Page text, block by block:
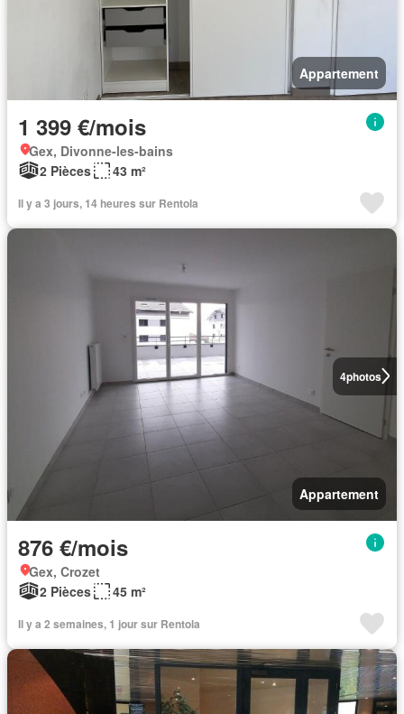
Appartement
1 399 €/mois
Gex, Divonne-les-bains
2 Pièces
43 m²
Il y a 3 jours, 14 heures sur Rentola
4photos
Appartement
876 €/mois
Gex, Crozet
2 Pièces
45 m²
Il y a 2 semaines, 1 jour sur Rentola